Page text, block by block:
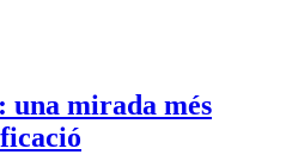
mirada més